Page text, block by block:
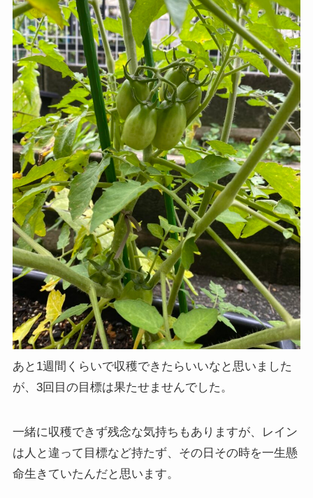
あと1週間くらいで収穫できたらいいなと思いました
が、3回目の目標は果たせませんでした。
一緒に収穫できず残念な気持ちもありますが、レイン
は人と違って目標など持たず、その日その時を一生懸
命生きていたんだと思います。